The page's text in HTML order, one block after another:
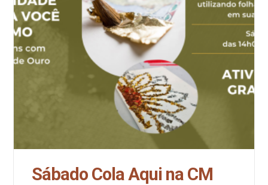
Sábado Cola Aqui na CM